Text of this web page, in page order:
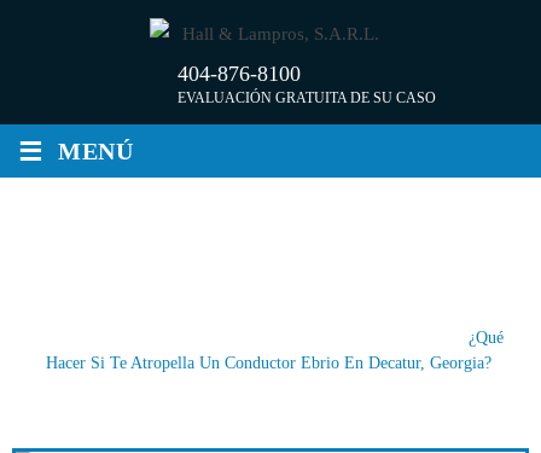
404-876-8100
EVALUACIÓN GRATUITA DE SU CASO
≡ MENÚ
¿Qué
Hacer Si Te Atropella Un Conductor Ebrio En Decatur, Georgia?